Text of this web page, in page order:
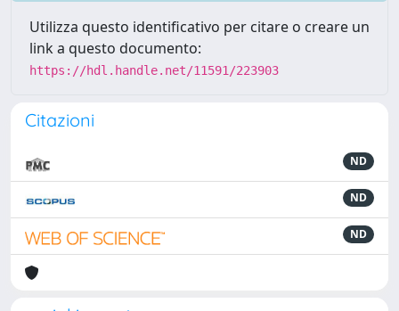
Utilizza questo identificativo per citare o creare un
link a questo documento:
https://hdl.handle.net/11591/223903
Citazioni
ND
ND
ND